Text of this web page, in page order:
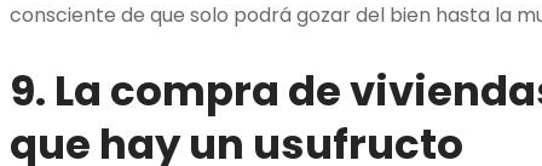
consciente de que solo podrá gozar del bien hasta la
9. La compra de
que hay un usufructo